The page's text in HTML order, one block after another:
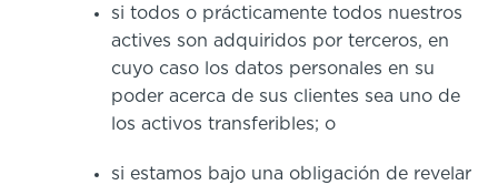
si todos o prácticamente todos nuestros
actives son adquiridos por terceros, en
cuyo caso los datos personales en su
poder acerca de sus clientes sea uno de
los activos transferibles; o
si estamos bajo una obligación de revelar